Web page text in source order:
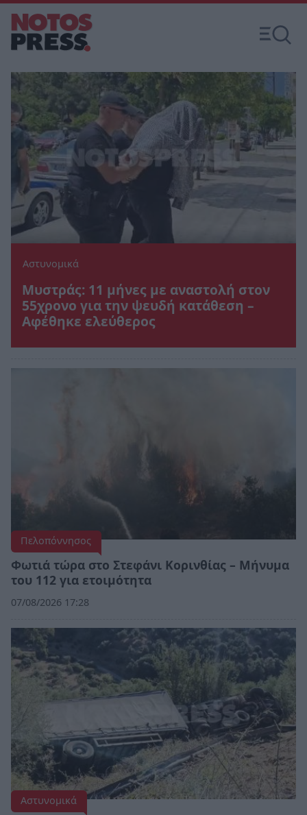
Αστυνομικά
Μυστράς: 11 μήνες με αναστολή στον
55χρονο για την ψευδή κατάθεση –
Αφέθηκε ελεύθερος
Πελοπόννησος
Φωτιά τώρα στο Στεφάνι Κορινθίας – Μήνυμα
του 112 για ετοιμότητα
07/08/2026 17:28
Αστυνομικά